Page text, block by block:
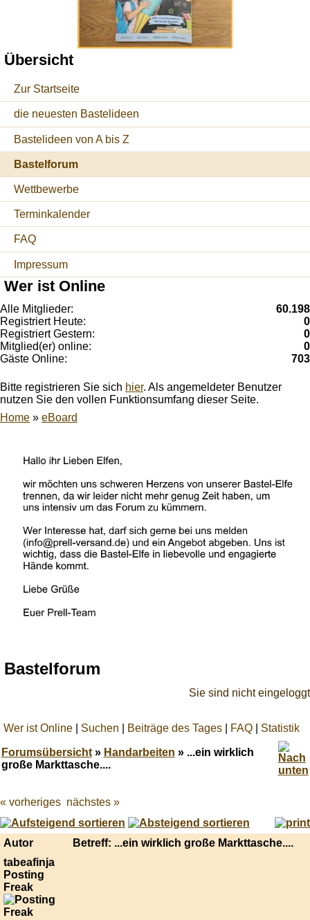
Übersicht
Zur Startseite
die neuesten Bastelideen
Bastelideen von A bis Z
Bastelforum
Wettbewerbe
Terminkalender
FAQ
Impressum
Wer ist Online
Alle Mitglieder:
60.198
Registriert Heute:
0
Registriert Gestern:
0
Mitglied(er) online:
0
Gäste Online:
703
Bitte registrieren Sie sich hier. Als angemeldeter Benutzer
nutzen Sie den vollen Funktionsumfang dieser Seite.
Home » eBoard
Bastelforum
Sie sind nicht eingeloggt
Wer ist Online Suchen Beiträge des Tages FAQ Statistik
Forumsübersicht» Handarbeiten » ...ein wirklich
große Markttasche....
Best
online
live
casino
« vorheriges nächstes »
Autor
Betreff: ...ein wirklich große Markttasche....
tabeafinja
Posting
Freak